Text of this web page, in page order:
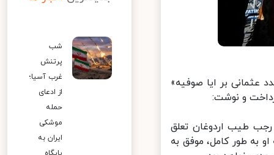
بر ایا صوفیه»
و نوشت:
طیب اردوغان تعلق
طور کامل، موفق به
شب
پرتنش
غرب آسیا؛
از ادعای
حمله
موشکی
ایران به